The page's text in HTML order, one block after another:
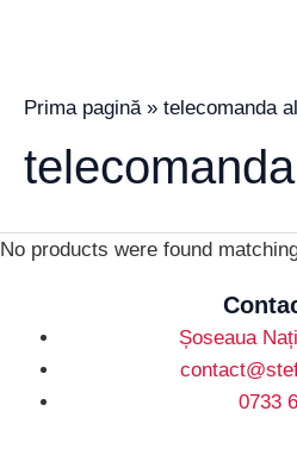
Prima pagină» telecomanda
No products were found
Șoseaua
0733